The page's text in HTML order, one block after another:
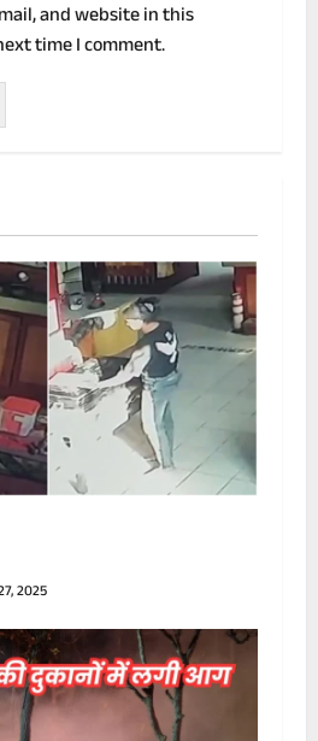
and website in this
time I comment.
2025